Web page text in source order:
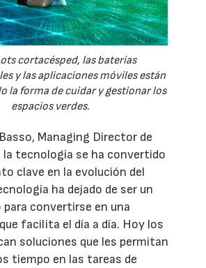
cortacésped, las baterías
y las aplicaciones móviles están
la forma de cuidar y gestionar los
espacios verdes.
Managing Director de
la tecnología se ha convertido
clave en la evolución del
ha dejado de ser un
para convertirse en una
facilita el día a día. Hoy los
soluciones que les permitan
tiempo en las tareas de